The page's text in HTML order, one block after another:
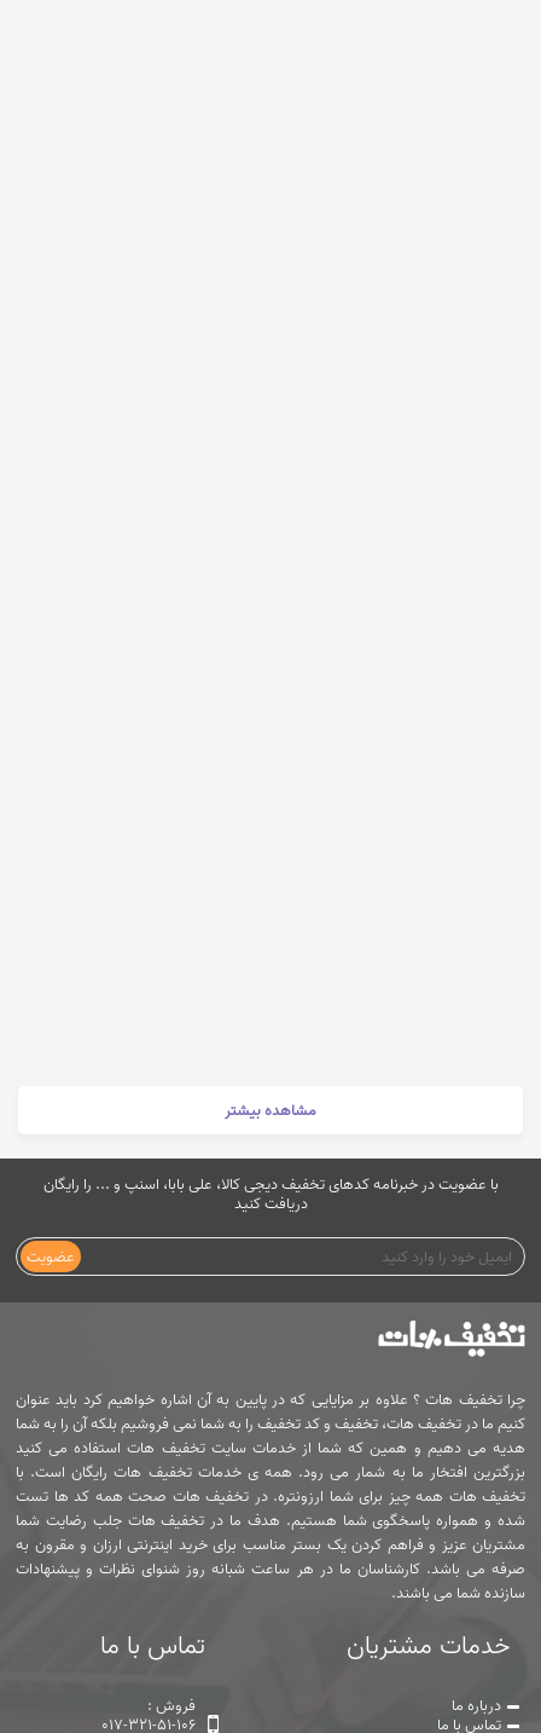
مشاهده بیشتر
با عضویت در خبرنامه کدهای تخفیف دیجی کالا، علی بابا، اسنپ و ... را رایگان
دریافت کنید
عضویت
چرا تخفیف هات ؟ علاوه بر مزایایی که در پایین به آن اشاره خواهیم کرد باید عنوان
کنیم ما در تخفیف هات، تخفیف و کد تخفیف را به شما نمی فروشیم بلکه آن را به شما
هدیه می دهیم و همین که شما از خدمات سایت تخفیف هات استفاده می کنید
بزرگترین افتخار ما به شمار می رود. همه ی خدمات تخفیف هات رایگان است. با
تخفیف هات همه چیز برای شما ارزونتره. در تخفیف هات صحت همه کد ها تست
شده و همواره پاسخگوی شما هستیم. هدف ما در تخفیف هات جلب رضایت شما
مشتریان عزیز و فراهم کردن یک بستر مناسب برای خرید اینترنتی ارزان و مقرون به
صرفه می باشد. کارشناسان ما در هر ساعت شبانه روز شنوای نظرات و پیشنهادات
سازنده شما می باشند.
خدمات مشتریان
درباره ما
تماس با ما
تماس با ما
فروش :
017-321-51-106